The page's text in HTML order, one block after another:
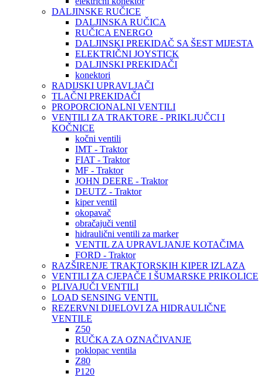
DALJINSKE RUČICE
DALJINSKA RUČICA
RUČICA ENERGO
DALJINSKI PREKIDAČ SA ŠEST MIJESTA
ELEKTRIČNI JOYSTICK
DALJINSKI PREKIDAČI
konektori
RADIJSKI UPRAVLJAČI
TLAČNI PREKIDAČI
PROPORCIONALNI VENTILI
VENTILI ZA TRAKTORE - PRIKLJUČCI I
KOČNICE
kočni ventili
IMT - Traktor
FIAT - Traktor
MF - Traktor
JOHN DEERE - Traktor
DEUTZ - Traktor
kiper ventil
okopavač
obračajuči ventil
hidraulični ventili za marker
VENTIL ZA UPRAVLJANJE KOTAČIMA
FORD - Traktor
RAZŠIRENJE TRAKTORSKIH KIPER IZLAZA
VENTILI ZA CJEPAČE I ŠUMARSKE PRIKOLICE
PLIVAJUČI VENTILI
LOAD SENSING VENTIL
REZERVNI DIJELOVI ZA HIDRAULIČNE
VENTILE
Z50
RUČKA ZA OZNAČIVANJE
poklopac ventila
Z80
P120